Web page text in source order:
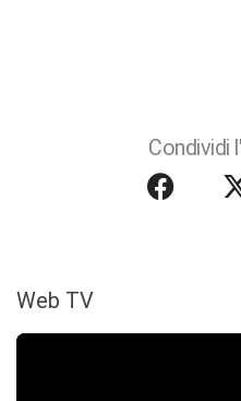
Condividi
Web TV